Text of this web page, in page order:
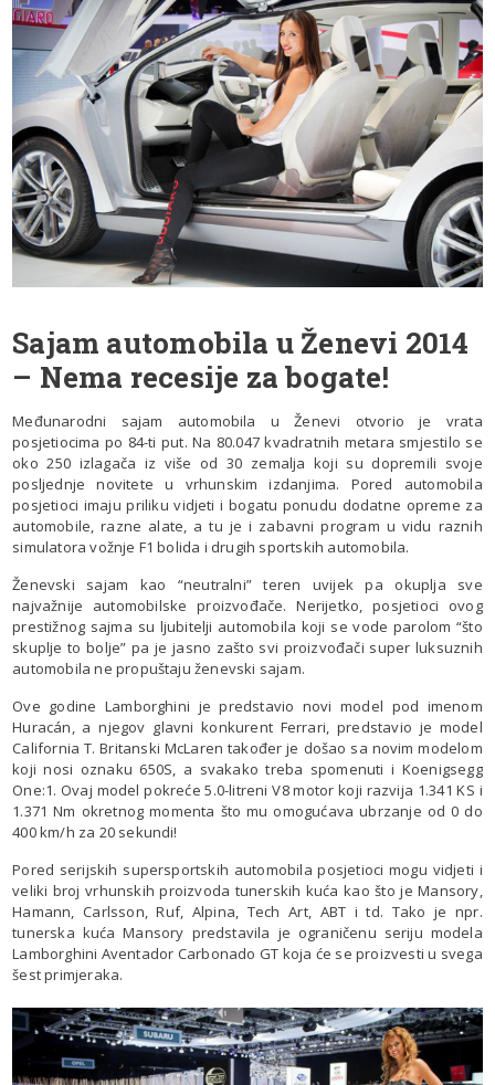
Sajam automobila u Ženevi 2014
– Nema recesije za bogate!
Međunarodni sajam automobila u Ženevi otvorio je vrata
posjetiocima po 84-ti put. Na 80.047 kvadratnih metara smjestilo se
oko 250 izlagača iz više od 30 zemalja koji su dopremili svoje
posljednje novitete u vrhunskim izdanjima. Pored automobila
posjetioci imaju priliku vidjeti i bogatu ponudu dodatne opreme za
automobile, razne alate, a tu je i zabavni program u vidu raznih
simulatora vožnje F1 bolida i drugih sportskih automobila.
Ženevski sajam kao “neutralni” teren uvijek pa okuplja sve
najvažnije automobilske proizvođače. Nerijetko, posjetioci ovog
prestižnog sajma su ljubitelji automobila koji se vode parolom “što
skuplje to bolje” pa je jasno zašto svi proizvođači super luksuznih
automobila ne propuštaju ženevski sajam.
Ove godine Lamborghini je predstavio novi model pod imenom
Huracán, a njegov glavni konkurent Ferrari, predstavio je model
California T. Britanski McLaren također je došao sa novim modelom
koji nosi oznaku 650S, a svakako treba spomenuti i Koenigsegg
One:1. Ovaj model pokreće 5.0-litreni V8 motor koji razvija 1.341 KS i
1.371 Nm okretnog momenta što mu omogućava ubrzanje od 0 do
400 km/h za 20 sekundi!
Pored serijskih supersportskih automobila posjetioci mogu vidjeti i
veliki broj vrhunskih proizvoda tunerskih kuća kao što je Mansory,
Hamann, Carlsson, Ruf, Alpina, Tech Art, ABT i td. Tako je npr.
tunerska kuća Mansory predstavila je ograničenu seriju modela
Lamborghini Aventador Carbonado GT koja će se proizvesti u svega
šest primjeraka.